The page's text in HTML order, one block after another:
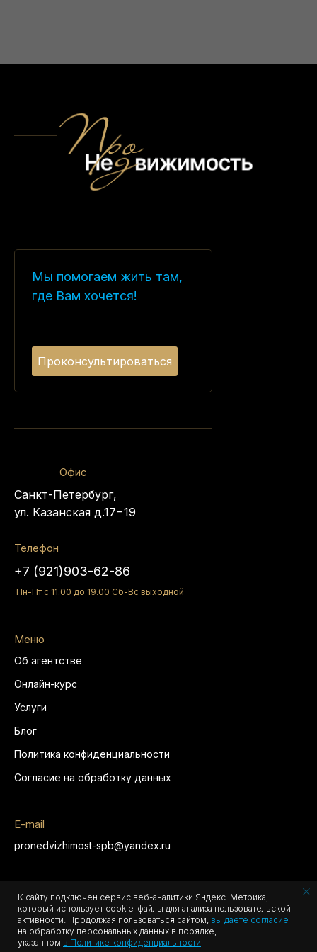
Мы в соц.сетях
pronedvizhimost-spb@yandex.ru
E-mail
Согласие на обработку данных
Политика конфиденциальности
Блог
Услуги
Онлайн-курс
Об агентстве
Меню
Пн-Пт с 11.00 до 19.00 Сб-Вс выходной
+7 (921)903-62-86
Телефон
Проконсультироваться
Мы помогаем жить там,
где Вам хочется!
Офис
Санкт-Петербург,
ул. Казанская д.17−19
К сайту подключен сервис веб-аналитики Яндекс. Метрика,
который использует cookie-файлы для анализа пользовательской
активности. Продолжая пользоваться сайтом, вы даете согласие
на обработку персональных данных в порядке,
указанном в Политике конфиденциальности